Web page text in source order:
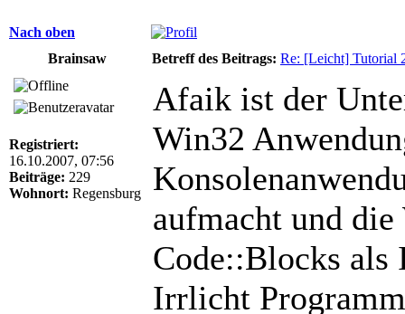
Nach oben
Brainsaw
Betreff des Beitrags: Re: [Leicht] Tutorial
Registriert:
16.10.2007, 07:56
Beiträge: 229
Wohnort: Regensburg
Afaik ist der
Win32
aufmacht und
Code::Blocks als
Irrlicht